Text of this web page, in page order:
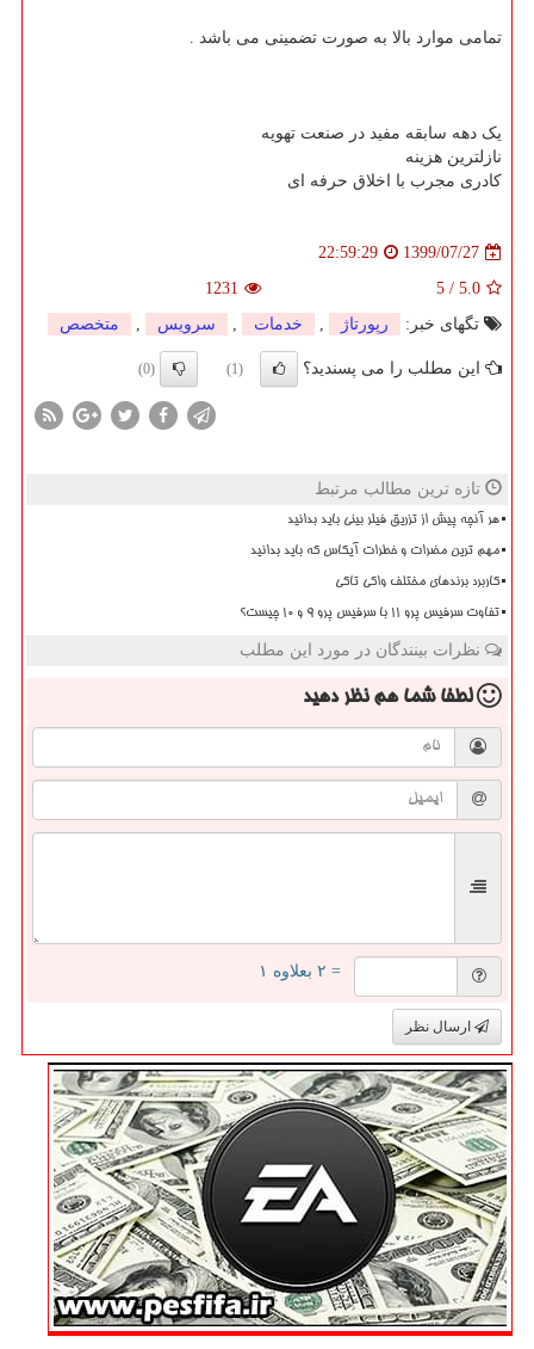
تمامی موارد بالا به صورت تضمینی می باشد .
یک دهه سابقه مفید در صنعت تهویه
نازلترین هزینه
کادری مجرب با اخلاق حرفه ای
1399/07/27
22:59:29
5.0
/
5
1231
تگهای خبر:
رپورتاژ , خدمات , سرویس , متخصص
این مطلب را می پسندید؟ (1)
(0)
تازه ترین مطالب مرتبط
هر آنچه پیش از تزریق فیلر بینی باید بدانید
مهم ترین مضرات و خطرات آیکاس که باید بدانید
کاربرد برندهای مختلف واکی تاکی
تفاوت سرفیس پرو 11 با سرفیس پرو 9 و 10 چیست؟
نظرات بینندگان در مورد این مطلب
لطفا شما همنظر دهید
= ۲ بعلاوه ۱
ارسال نظر